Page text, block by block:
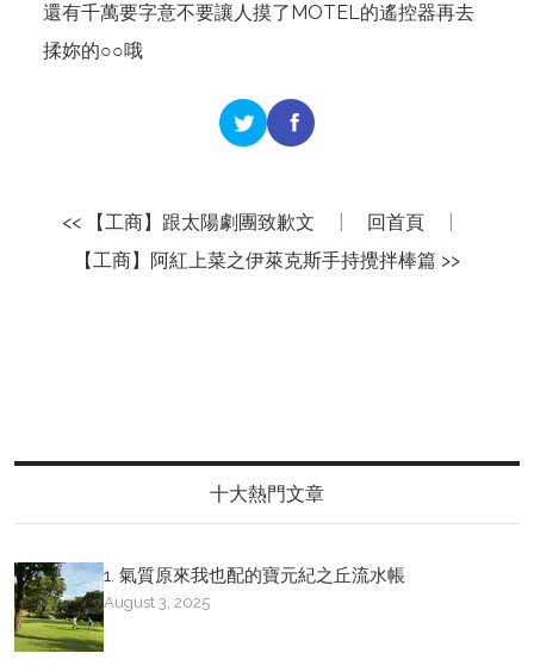
還有千萬要字意不要讓人摸了MOTEL的遙控器再去
揉妳的○○哦
<< 【工商】跟太陽劇團致歉文 回首頁
【工商】阿紅上菜之伊萊克斯手持攪拌棒篇 >>
十大熱門文章
1. 氣質原來我也配的寶元紀之丘流水帳
August 3, 2025